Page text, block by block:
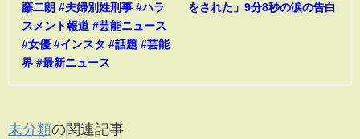
藤二朗 #夫婦別姓刑事 #ハラ
スメント報道 #芸能ニュース
#女優 #インスタ #話題 #芸能
界 #最新ニュース
をされた」9分8秒の涙の告白
未分類の関連記事